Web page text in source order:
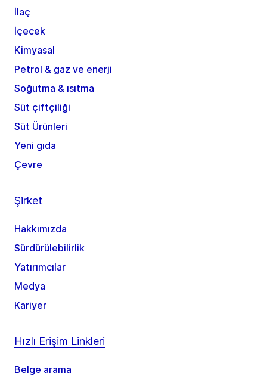
İlaç
İçecek
Kimyasal
Petrol & gaz ve enerji
Soğutma & ısıtma
Süt çiftçiliği
Süt Ürünleri
Yeni gıda
Çevre
Şirket
Hakkımızda
Sürdürülebilirlik
Yatırımcılar
Medya
Kariyer
Hızlı Erişim Linkleri
Belge arama